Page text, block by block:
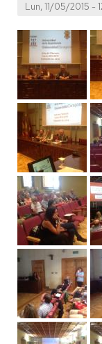
Lun, 11/05/2015 -